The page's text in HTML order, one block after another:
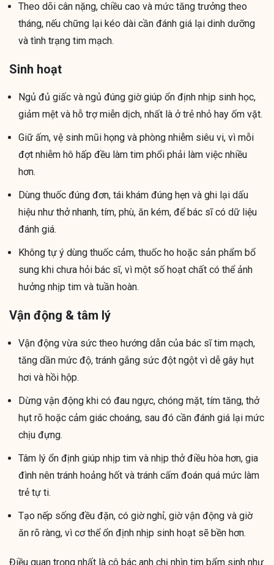
Theo dõi cân nặng, chiều cao và mức tăng trưởng theo
tháng, nếu chững lại kéo dài cần đánh giá lại dinh dưỡng
và tình trạng tim mạch.
Sinh hoạt
Ngủ đủ giấc và ngủ đúng giờ giúp ổn định nhịp sinh học,
giảm mệt và hỗ trợ miễn dịch, nhất là ở trẻ nhỏ hay ốm vặt.
Giữ ấm, vệ sinh mũi họng và phòng nhiễm siêu vi, vì mỗi
đợt nhiễm hô hấp đều làm tim phổi phải làm việc nhiều
hơn.
Dùng thuốc đúng đơn, tái khám đúng hẹn và ghi lại dấu
hiệu như thở nhanh, tím, phù, ăn kém, để bác sĩ có dữ liệu
đánh giá.
Không tự ý dùng thuốc cảm, thuốc ho hoặc sản phẩm bổ
sung khi chưa hỏi bác sĩ, vì một số hoạt chất có thể ảnh
hưởng nhịp tim và tuần hoàn.
Vận động & tâm lý
Vận động vừa sức theo hướng dẫn của bác sĩ tim mạch,
tăng dần mức độ, tránh gắng sức đột ngột vì dễ gây hụt
hơi và hồi hộp.
Dừng vận động khi có đau ngực, chóng mặt, tím tăng, thở
hụt rõ hoặc cảm giác choáng, sau đó cần đánh giá lại mức
chịu đựng.
Tâm lý ổn định giúp nhịp tim và nhịp thở điều hòa hơn, gia
đình nên tránh hoảng hốt và tránh cấm đoán quá mức làm
trẻ tự ti.
Tạo nếp sống đều đặn, có giờ nghỉ, giờ vận động và giờ
ăn rõ ràng, vì cơ thể ổn định nhịp sinh hoạt sẽ bền hơn.
Điều quan trọng nhất là cô bác anh chị nhìn tim bẩm sinh như